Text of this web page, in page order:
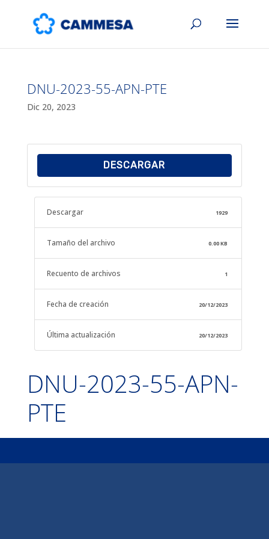
DNU-2023-55-APN-PTE
Dic 20, 2023
DESCARGAR
Descargar 1929
Tamaño del archivo 0.00 KB
Recuento de archivos 1
Fecha de creación 20/12/2023
Última actualización 20/12/2023
DNU-2023-55-APN-
PTE